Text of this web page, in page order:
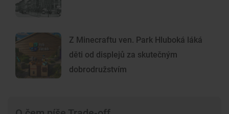
Z Minecraftu ven. Park Hluboká láká
děti od displejů za skutečným
dobrodružstvím